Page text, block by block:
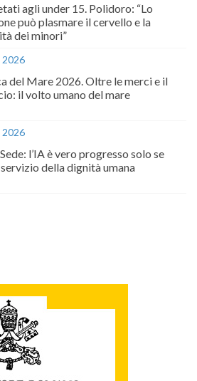
agli under 15. Polidoro: “Lo
può plasmare il cervello e la
dei minori”
2026
del Mare 2026. Oltre le merci e il
il volto umano del mare
2026
l’IA è vero progresso solo se
della dignità umana